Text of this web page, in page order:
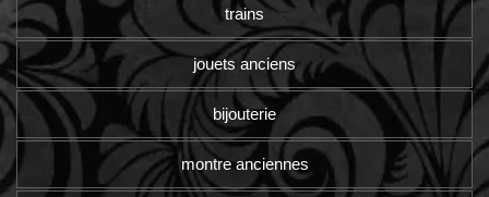
trains
jouets anciens
bijouterie
montre anciennes